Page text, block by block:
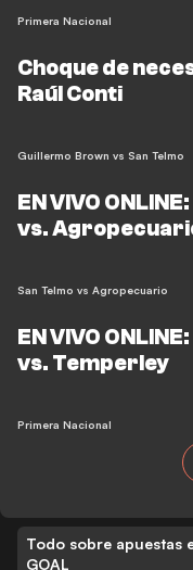
Primera Nacional
Choque de
Raúl Conti
Guillermo Brown vs San Telmo
EN VIVO
vs.
San Telmo vs Agropecuario
EN VIVO
vs. Temperley
Primera Nacional
Todo sobre apuestas
GOAL